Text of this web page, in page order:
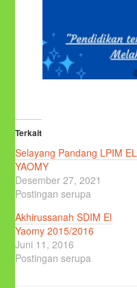
Terkait
Selayang Pandang LPIM EL
YAOMY
Desember 27, 2021
Postingan serupa
Akhirussanah SDIM El
Yaomy 2015/2016
Juni 11, 2016
Postingan serupa